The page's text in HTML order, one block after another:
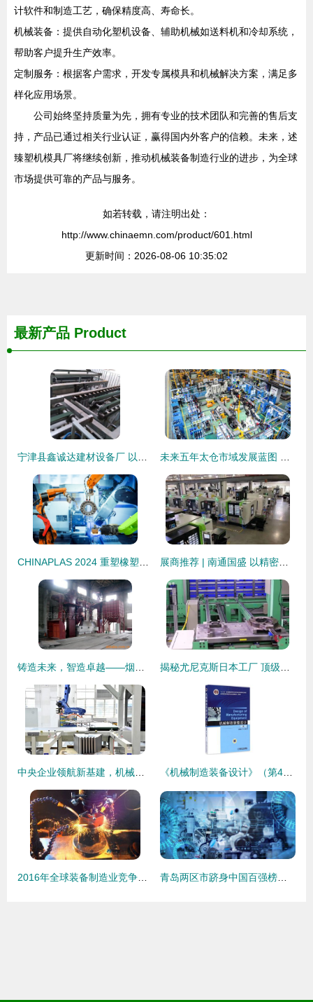
计软件和制造工艺，确保精度高、寿命长。
机械装备：提供自动化塑机设备、辅助机械如送料机和冷却系统，
帮助客户提升生产效率。
定制服务：根据客户需求，开发专属模具和机械解决方案，满足多
样化应用场景。
公司始终坚持质量为先，拥有专业的技术团队和完善的售后支
持，产品已通过相关行业认证，赢得国内外客户的信赖。未来，述
臻塑机模具厂将继续创新，推动机械装备制造行业的进步，为全球
市场提供可靠的产品与服务。
如若转载，请注明出处：
http://www.chinaemn.com/product/601.html
更新时间：2026-08-06 10:35:02
最新产品 Product